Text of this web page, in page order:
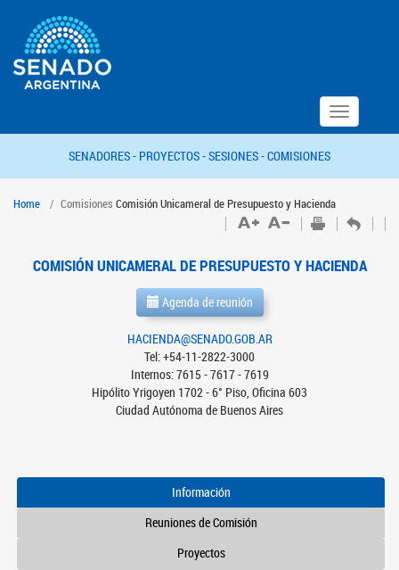
Toggle
navigation
SENADORES - PROYECTOS -SESIONES -COMISIONES
Home Comisiones Comisión Unicameral de Presupuesto y Hacienda
COMISIÓN UNICAMERAL DE PRESUPUESTO Y HACIENDA
Agenda de reunión
HACIENDA@SENADO.GOB.AR
Tel: +54-11-2822-3000
Internos: 7615 - 7617 - 7619
Hipólito Yrigoyen 1702 - 6° Piso, Oficina 603
Ciudad Autónoma de Buenos Aires
Información
Reuniones de Comisión
Proyectos